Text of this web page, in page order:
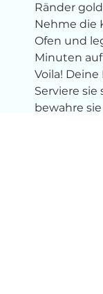
Ränder
Nehme die
Ofen und
Minuten
Voila!
Serviere sie
bewahre